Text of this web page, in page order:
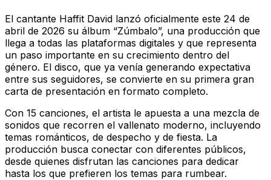
El cantante Haffit David lanzó oficialmente este 24 de
abril de 2026 su álbum “Zúmbalo”, una producción que
llega a todas las plataformas digitales y que representa
un paso importante en su crecimiento dentro del
género. El disco, que ya venía generando expectativa
entre sus seguidores, se convierte en su primera gran
carta de presentación en formato completo.
Con 15 canciones, el artista le apuesta a una mezcla de
sonidos que recorren el vallenato moderno, incluyendo
temas románticos, de despecho y de fiesta. La
producción busca conectar con diferentes públicos,
desde quienes disfrutan las canciones para dedicar
hasta los que prefieren los temas para rumbear.